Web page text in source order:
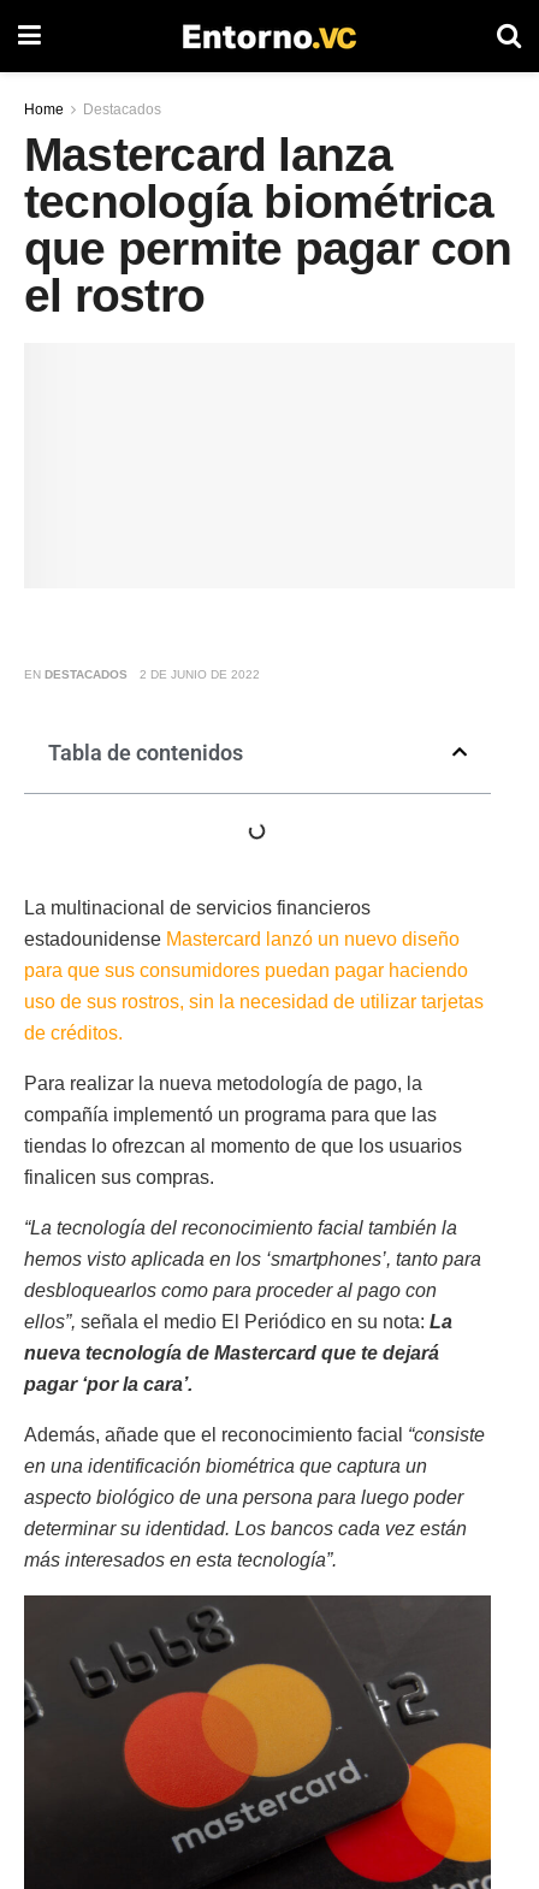
Home Destacados
Mastercard lanza
tecnología biométrica
que permite pagar con
el rostro
EN DESTACADOS 2 DE JUNIO DE 2022
Tabla de contenidos
La multinacional de servicios financieros
estadounidense Mastercard lanzó un nuevo diseño
para que sus consumidores puedan pagar haciendo
uso de sus rostros, sin la necesidad de utilizar tarjetas
de créditos.
Para realizar la nueva metodología de pago, la
compañía implementó un programa para que las
tiendas lo ofrezcan al momento de que los usuarios
finalicen sus compras.
“La tecnología del reconocimiento facial también la
hemos visto aplicada en los ‘smartphones’, tanto para
desbloquearlos como para proceder al pago con
ellos”, señala el medio El Periódico en su nota: La
nueva tecnología de Mastercard que te dejará
pagar ‘por la cara’.
Además, añade que el reconocimiento facial “consiste
en una identificación biométrica que captura un
aspecto biológico de una persona para luego poder
determinar su identidad. Los bancos cada vez están
más interesados en esta tecnología”.